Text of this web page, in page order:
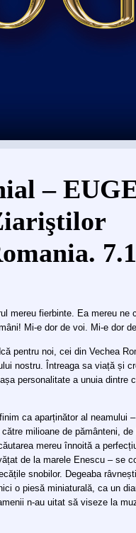
–
mereu fierbinte. Ea mereu ne
Mi-e dor de voi. Mi-e dor
pentru noi, cei din Vechea
nostru. Întreaga sa viață și
personalitate a unuia dintre
ca aparținător al neamului
milioane de pământeni,
mereu înnoită a
de la marele Enescu – se
snobilor. Degeaba
o piesă miniaturală, ca un
n-au uitat să viseze la